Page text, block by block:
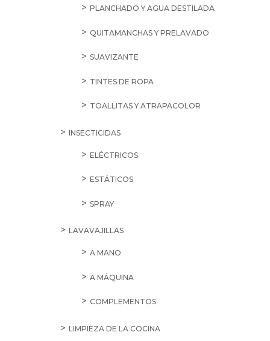
PLANCHADO Y AGUA DESTILADA
QUITAMANCHAS Y PRELAVADO
SUAVIZANTE
TINTES DE ROPA
TOALLITAS Y ATRAPACOLOR
INSECTICIDAS
ELÉCTRICOS
ESTÁTICOS
SPRAY
LAVAVAJILLAS
A MANO
A MÁQUINA
COMPLEMENTOS
LIMPIEZA DE LA COCINA